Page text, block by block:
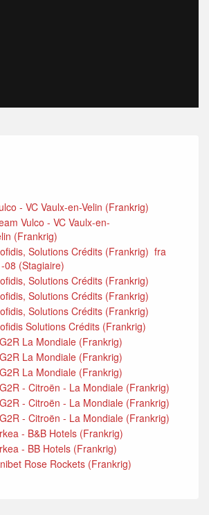
- VC Vaulx-en-Velin (Frankrig)
Vulco - VC Vaulx-en-
(Frankrig)
Solutions Crédits (Frankrig) fra
08 (Stagiaire)
Solutions Crédits (Frankrig)
Solutions Crédits (Frankrig)
Solutions Crédits (Frankrig)
Solutions Crédits (Frankrig)
La Mondiale (Frankrig)
La Mondiale (Frankrig)
La Mondiale (Frankrig)
- Citroën - La Mondiale (Frankrig)
- Citroën - La Mondiale (Frankrig)
- Citroën - La Mondiale (Frankrig)
- B&B Hotels (Frankrig)
- BB Hotels (Frankrig)
Rose Rockets (Frankrig)